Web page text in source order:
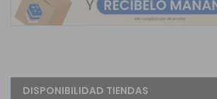
DISPONIBILIDAD TIENDAS